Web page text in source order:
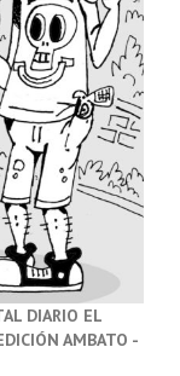
DIARIO EL
AMBATO -